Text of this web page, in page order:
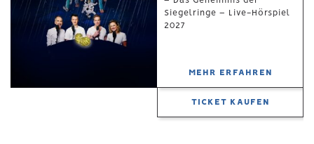
Siegelringe – Live-Hörspiel
2027
MEHR ERFAHREN
TICKET KAUFEN